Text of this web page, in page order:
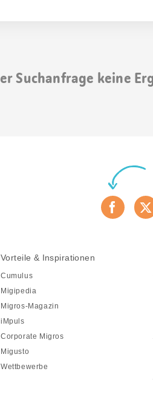
Suchanfrage keine
Vorteile & Inspirationen
Cumulus
Migipedia
Migros-Magazin
iMpuls
Corporate Migros
Migusto
Wettbewerbe